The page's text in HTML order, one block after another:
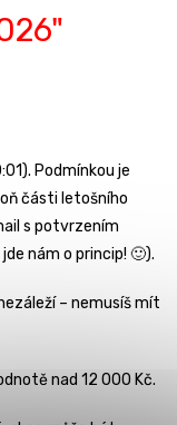
Podmínkou je
části letošního
s potvrzením
nám o princip! 🙂).
– nemusíš mít
nad 12 000 Kč.